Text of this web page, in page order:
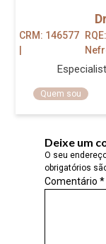
CRM: 146577
Quem sou
Deixe um
O seu
obrigatórios
Comentário *